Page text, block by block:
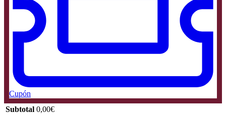
Cupón
Subtotal 0,00€